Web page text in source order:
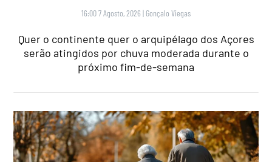
16:00 7 Agosto, 2026 | Gonçalo Viegas
Quer o continente quer o arquipélago dos Açores
serão atingidos por chuva moderada durante o
próximo fim-de-semana